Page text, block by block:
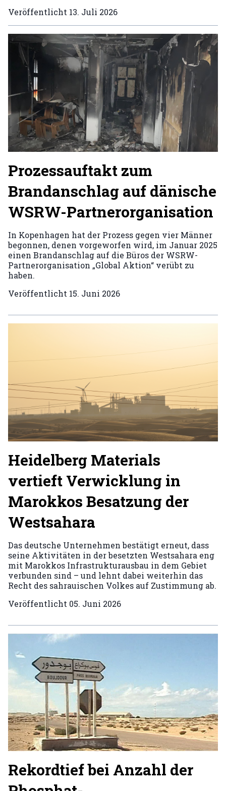
Veröffentlicht 13. Juli 2026
Prozessauftakt zum
Brandanschlag auf dänische
WSRW-Partnerorganisation
In Kopenhagen hat der Prozess gegen vier Männer
begonnen, denen vorgeworfen wird, im Januar 2025
einen Brandanschlag auf die Büros der WSRW-
Partnerorganisation „Global Aktion“ verübt zu
haben.
Veröffentlicht 15. Juni 2026
Heidelberg Materials
vertieft Verwicklung in
Marokkos Besatzung der
Westsahara
Das deutsche Unternehmen bestätigt erneut, dass
seine Aktivitäten in der besetzten Westsahara eng
mit Marokkos Infrastrukturausbau in dem Gebiet
verbunden sind – und lehnt dabei weiterhin das
Recht des sahrauischen Volkes auf Zustimmung ab.
Veröffentlicht 05. Juni 2026
Rekordtief bei Anzahl der